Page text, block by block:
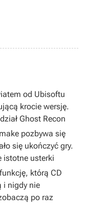
od Ubisoftu
krocie wersję.
Ghost Recon
pozbywa się
się ukończyć gry.
istotne usterki
którą CD
i nigdy nie
po raz